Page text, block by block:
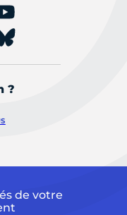
?
de votre